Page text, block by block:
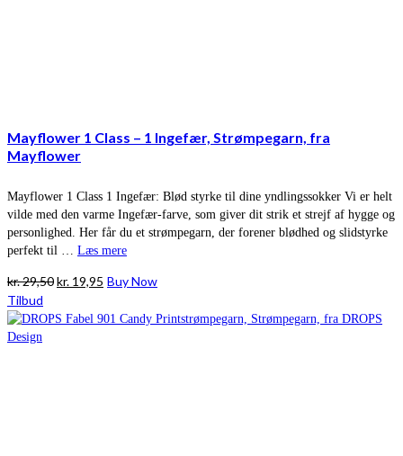
Mayflower 1 Class – 1 Ingefær, Strømpegarn, fra
Mayflower
Mayflower 1 Class 1 Ingefær: Blød styrke til dine yndlingssokker Vi er helt
vilde med den varme Ingefær-farve, som giver dit strik et strejf af hygge og
personlighed. Her får du et strømpegarn, der forener blødhed og slidstyrke
perfekt til … Læs mere
kr.29,50Den
pris
kr. 19,95 Den
pris
Buy Now
Tilbud